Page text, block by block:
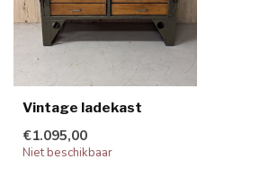
Vintage ladekast
€1.095,00
Niet beschikbaar